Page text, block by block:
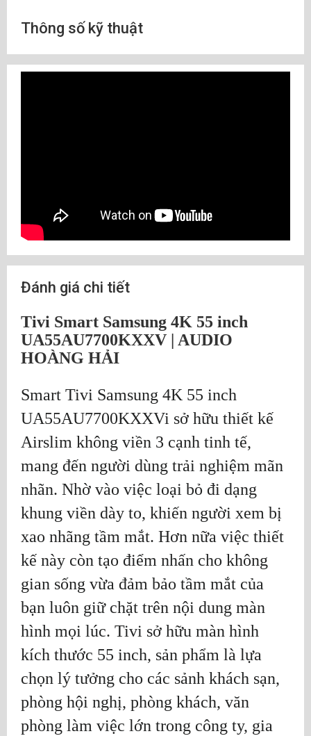
Thông số kỹ thuật
Đánh giá chi tiết
Tivi Smart Samsung 4K 55 inch
UA55AU7700KXXV | AUDIO
HOÀNG HẢI
Smart Tivi Samsung 4K 55 inch
UA55AU7700KXXVi sở hữu thiết kế
Airslim không viền 3 cạnh tinh tế,
mang đến người dùng trải nghiệm mãn
nhãn. Nhờ vào việc loại bỏ đi dạng
khung viền dày to, khiến người xem bị
xao nhãng tầm mắt. Hơn nữa việc thiết
kế này còn tạo điểm nhấn cho không
gian sống vừa đảm bảo tầm mắt của
bạn luôn giữ chặt trên nội dung màn
hình mọi lúc. Tivi sở hữu màn hình
kích thước 55 inch, sản phẩm là lựa
chọn lý tưởng cho các sảnh khách sạn,
phòng hội nghị, phòng khách, văn
phòng làm việc lớn trong công ty, gia